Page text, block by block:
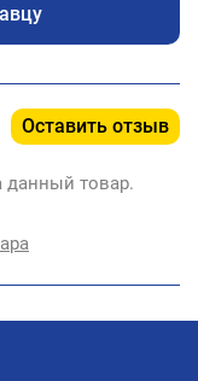
Оставить отзыв
данный товар.